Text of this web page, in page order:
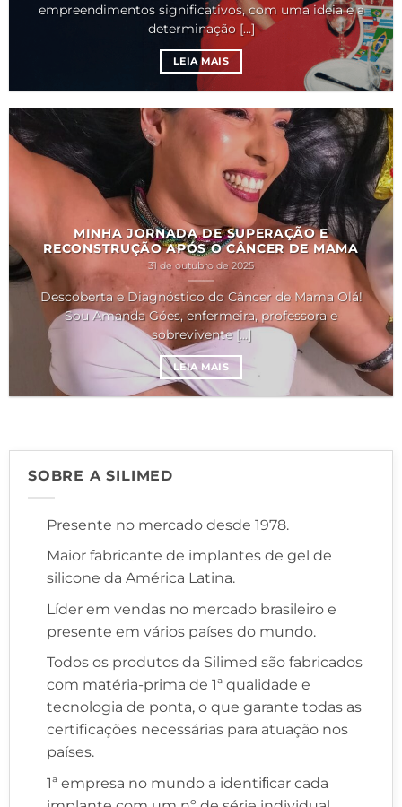
empreendimentos significativos, com uma ideia e a
determinação [...]
LEIA MAIS
MINHA JORNADA DE SUPERAÇÃO E
RECONSTRUÇÃO APÓS O CÂNCER DE MAMA
31 de outubro de 2025
Descoberta e Diagnóstico do Câncer de Mama Olá!
Sou Amanda Góes, enfermeira, professora e
sobrevivente [...]
LEIA MAIS
SOBRE A SILIMED
Presente no mercado desde 1978.
Maior fabricante de implantes de gel de
silicone da América Latina.
Líder em vendas no mercado brasileiro e
presente em vários países do mundo.
Todos os produtos da Silimed são fabricados
com matéria-prima de 1ª qualidade e
tecnologia de ponta, o que garante todas as
certificações necessárias para atuação nos
países.
1ª empresa no mundo a identiﬁcar cada